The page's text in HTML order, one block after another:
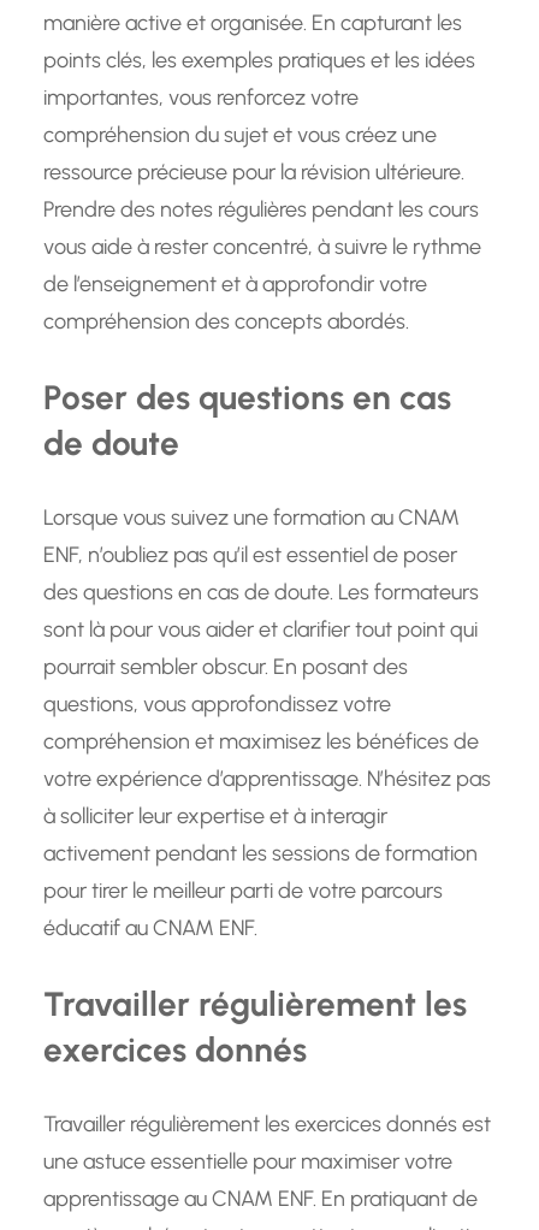
manière active et organisée. En capturant les
points clés, les exemples pratiques et les idées
importantes, vous renforcez votre
compréhension du sujet et vous créez une
ressource précieuse pour la révision ultérieure.
Prendre des notes régulières pendant les cours
vous aide à rester concentré, à suivre le rythme
de l’enseignement et à approfondir votre
compréhension des concepts abordés.
Poser des questions en cas
de doute
Lorsque vous suivez une formation au CNAM
ENF, n’oubliez pas qu’il est essentiel de poser
des questions en cas de doute. Les formateurs
sont là pour vous aider et clarifier tout point qui
pourrait sembler obscur. En posant des
questions, vous approfondissez votre
compréhension et maximisez les bénéfices de
votre expérience d’apprentissage. N’hésitez pas
à solliciter leur expertise et à interagir
activement pendant les sessions de formation
pour tirer le meilleur parti de votre parcours
éducatif au CNAM ENF.
Travailler régulièrement les
exercices donnés
Travailler régulièrement les exercices donnés est
une astuce essentielle pour maximiser votre
apprentissage au CNAM ENF. En pratiquant de